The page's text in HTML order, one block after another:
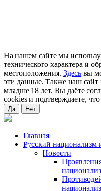
На нашем сайте мы
технического характера и
местоположения. Здесь вы
эти данные. Также наш сайт
младше 18 лет. Вы даёте
cookies и подтверждаете,
Да Нет
Главная
Русский национализм
Новости